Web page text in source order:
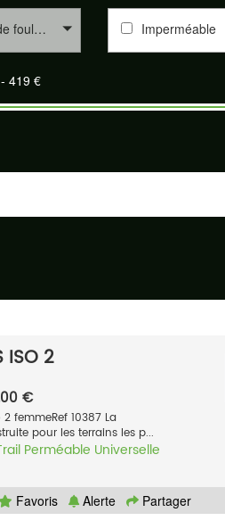
Type de foulée Imperméable
ISO 2
€
femmeRef 10387 La
pour les terrains les p...
Perméable Universelle
Favoris Alerte Partager